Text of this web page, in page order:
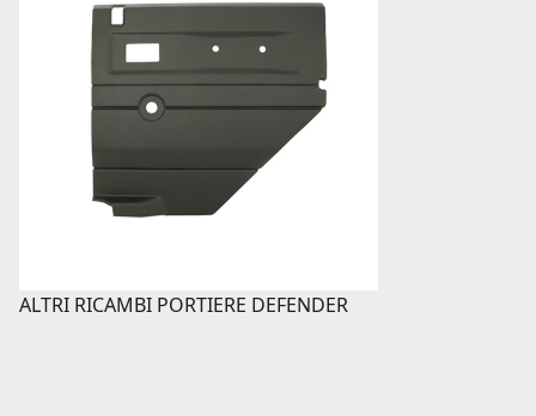
ALTRI RICAMBI PORTIERE DEFENDER